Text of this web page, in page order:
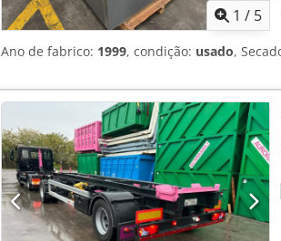
1 / 5
Ano de fabrico: 1999, condição: usado,